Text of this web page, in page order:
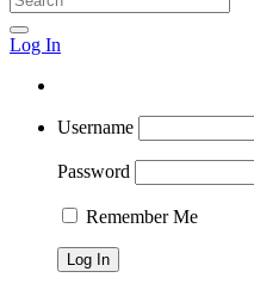
Log In
Username
Password
Remember Me